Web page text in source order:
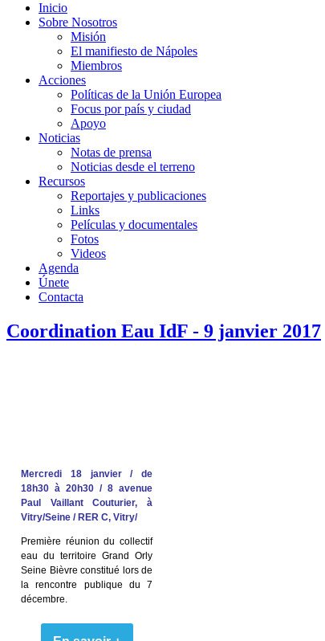
Inicio
Sobre Nosotros
Misión
El manifiesto de Nápoles
Miembros
Acciones
Políticas de la Unión Europea
Focus por país y ciudad
Apoyo
Noticias
Notas de prensa
Noticias desde el terreno
Recursos
Reportajes y publicaciones
Links
Películas y documentales
Fotos
Videos
Agenda
Únete
Contacta
Coordination Eau IdF - 9 janvier 2017
Mercredi 18 janvier / de
18h30 à 20h30 / 8 avenue
Paul Vaillant Couturier, à
Vitry/Seine / RER C, Vitry/
Première réunion du collectif
eau du territoire Grand Orly
Seine Bièvre constitué lors de
la rencontre publique du 7
décembre.